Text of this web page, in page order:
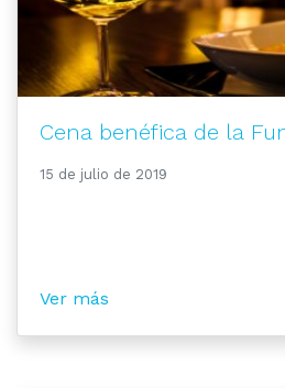
Cena benéfica de la
15 de julio de 2019
Ver más